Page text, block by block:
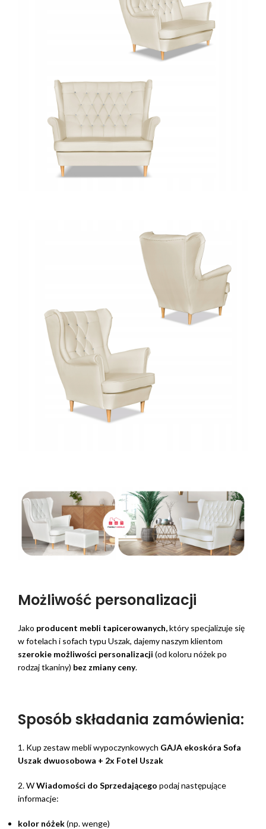
Możliwość personalizacji
Jako producent mebli tapicerowanych,który specjalizuje się
w fotelach i sofach typu Uszak, dajemy naszym klientom
szerokie możliwości personalizacji (od koloru nóżek po
rodzaj tkaniny) bez zmiany ceny.
Sposób składania zamówienia:
1. Kup zestaw mebli wypoczynkowych GAJA ekoskóra Sofa
Uszak dwuosobowa + 2x Fotel Uszak
2. WWiadomości do Sprzedającego podaj następujące
informacje:
kolor nóżek(np. wenge)